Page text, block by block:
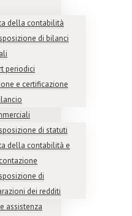
della contabilità
di bilanci
periodici
e certificazione
di statuti
della contabilità e
di
dei redditi
assistenza